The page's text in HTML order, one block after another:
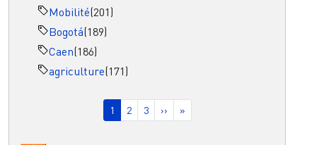
Mobilité(201)
Bogotá(189)
Caen(186)
agriculture(171)
Page courante
1 Page
2 Page
3 Page suivante
›› Dernière page
»